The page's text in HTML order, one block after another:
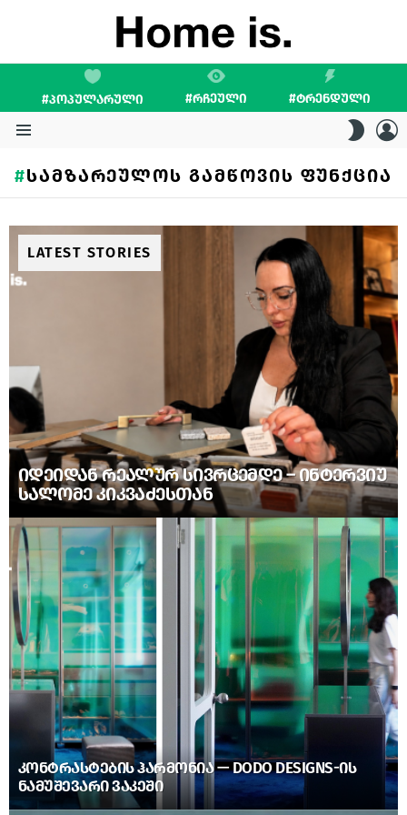
#ᲞᲝᲞᲣᲚᲐᲠᲣᲚᲘ #ᲠᲩᲔᲣᲚᲘ #ᲢᲠᲔᲜᲓᲣᲚᲘ
SKIN
ᲡᲐᲛᲖᲐᲠᲔᲣᲚᲝᲡ ᲒᲐᲛᲬᲝᲕᲘᲡ ᲤᲣᲜᲥᲪᲘᲐ
LATEST STORIES
ᲘᲓᲔᲘᲓᲐᲜ ᲠᲔᲐᲚᲣᲠ ᲡᲘᲕᲠᲪᲔᲛᲓᲔ – ᲘᲜᲢᲔᲠᲕᲘᲣ
ᲡᲐᲚᲝᲛᲔ ᲙᲘᲙᲕᲐᲫᲔᲡᲗᲐᲜ
ᲙᲝᲜᲢᲠᲐᲡᲢᲔᲑᲘᲡ ᲰᲐᲠᲛᲝᲜᲘᲐ — DODO DESIGNS-ᲘᲡ
ᲜᲐᲛᲣᲨᲔᲕᲐᲠᲘ ᲕᲐᲙᲔᲨᲘ